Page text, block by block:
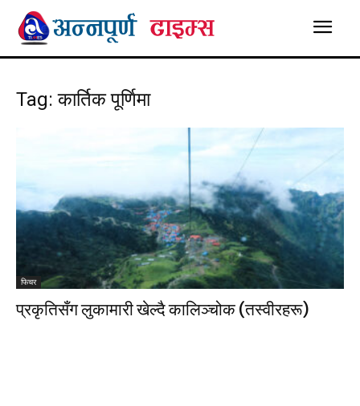
Tag: कार्तिक पूर्णिमा
फिचर
प्रकृतिसँग लुकामारी खेल्दै कालिञ्चोक (तस्वीरहरू)